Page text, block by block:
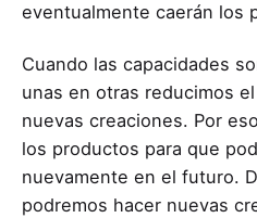
eventualmente caerán los
Cuando las capacidades
unas en otras reducimos
nuevas creaciones. Por
los productos para que
nuevamente en el futuro.
podremos hacer nuevas